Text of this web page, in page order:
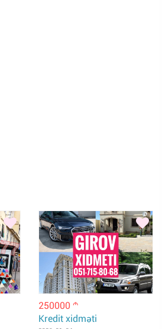
250000 m
Kredit xidməti